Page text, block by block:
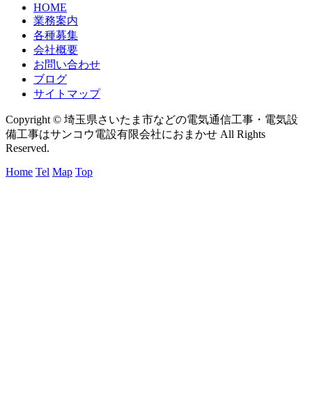
HOME
業務案内
各種募集
会社概要
お問い合わせ
ブログ
サイトマップ
Copyright © 埼玉県さいたま市などの電気通信工事・電気設
備工事はサンコウ電設有限会社におまかせ All Rights
Reserved.
Home Tel Map Top